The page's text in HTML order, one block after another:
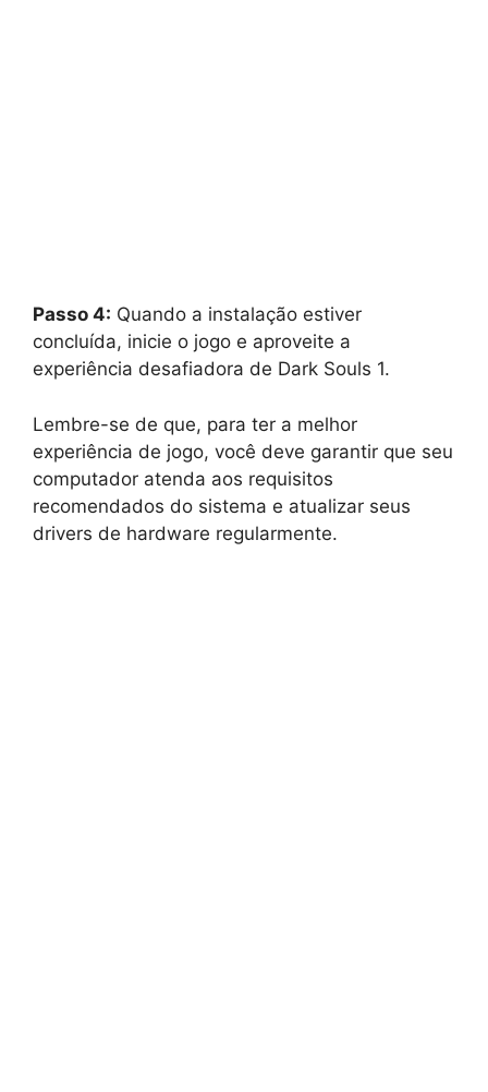
Passo 4: Quando a instalação estiver
concluída, inicie o jogo e aproveite a
experiência desafiadora de Dark Souls 1.
Lembre-se de que, para ter a melhor
experiência de jogo, você deve garantir que seu
computador atenda aos requisitos
recomendados do sistema e atualizar seus
drivers de hardware regularmente.